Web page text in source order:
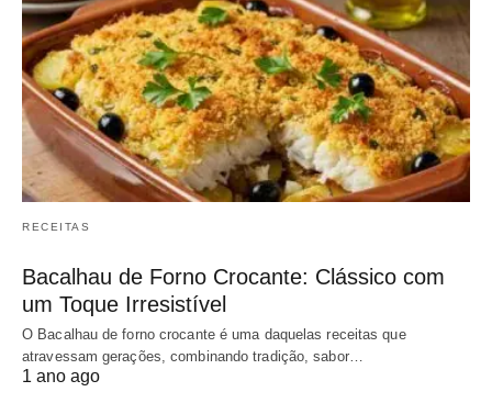
RECEITAS
Bacalhau de Forno Crocante: Clássico com
um Toque Irresistível
O Bacalhau de forno crocante é uma daquelas receitas que
atravessam gerações, combinando tradição, sabor…
1 ano ago